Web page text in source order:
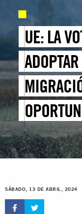
UE: LA
SÁBADO, 13 DE ABRIL, 2024